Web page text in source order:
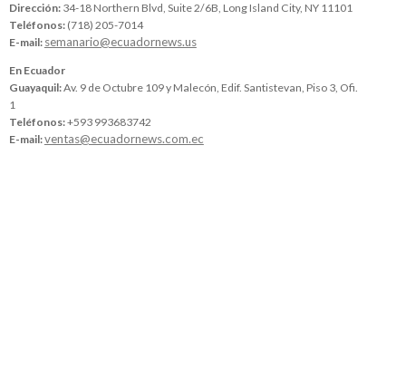
Dirección: 34-18 Northern Blvd, Suite 2/6B, Long Island City, NY 11101
Teléfonos: (718) 205-7014
E-mail: semanario@ecuadornews.us
En Ecuador
Guayaquil:Av. 9 de Octubre 109 y Malecón, Edif. Santistevan, Piso 3, Ofi.
1
Teléfonos:+593 993683742
E-mail:ventas@ecuadornews.com.ec